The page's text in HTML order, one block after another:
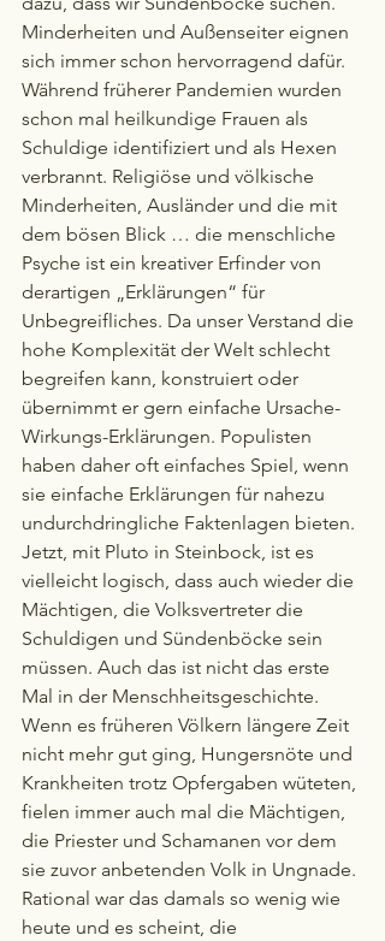
Minderheiten und Außenseiter eignen
sich immer schon hervorragend dafür.
Während früherer Pandemien wurden
schon mal heilkundige Frauen als
Schuldige identifiziert und als Hexen
verbrannt. Religiöse und völkische
Minderheiten, Ausländer und die mit
dem bösen Blick … die menschliche
Psyche ist ein kreativer Erfinder von
derartigen „Erklärungen“ für
Unbegreifliches. Da unser Verstand die
hohe Komplexität der Welt schlecht
begreifen kann, konstruiert oder
übernimmt er gern einfache Ursache-
Wirkungs-Erklärungen. Populisten
haben daher oft einfaches Spiel, wenn
sie einfache Erklärungen für nahezu
undurchdringliche Faktenlagen bieten.
Jetzt, mit Pluto in Steinbock, ist es
vielleicht logisch, dass auch wieder die
Mächtigen, die Volksvertreter die
Schuldigen und Sündenböcke sein
müssen. Auch das ist nicht das erste
Mal in der Menschheitsgeschichte.
Wenn es früheren Völkern längere Zeit
nicht mehr gut ging, Hungersnöte und
Krankheiten trotz Opfergaben wüteten,
fielen immer auch mal die Mächtigen,
die Priester und Schamanen vor dem
sie zuvor anbetenden Volk in Ungnade.
Rational war das damals so wenig wie
heute und es scheint, die